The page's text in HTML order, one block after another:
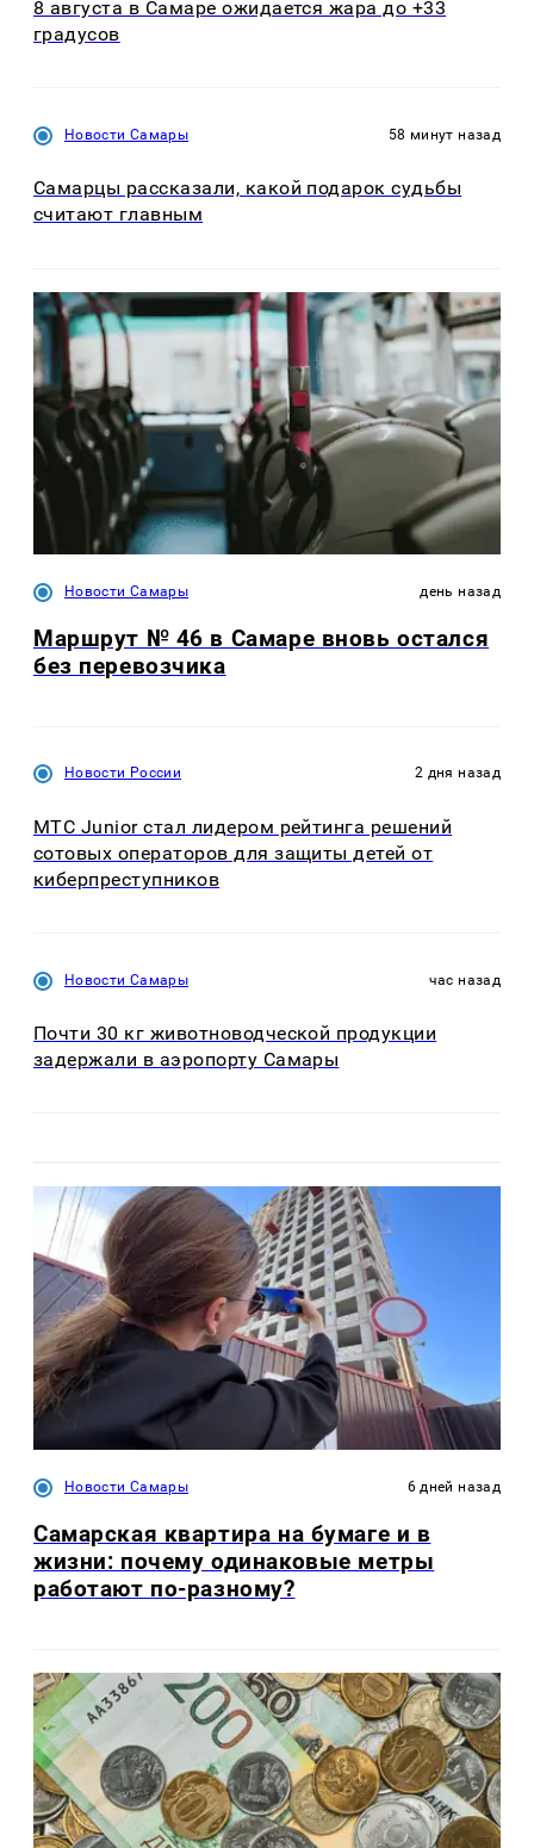
8 августа в Самаре ожидается жара до +33
градусов
Новости Самары 58 минут назад
Самарцы рассказали, какой подарок судьбы
считают главным
Новости Самары день назад
Маршрут № 46 в Самаре вновь остался
без перевозчика
Новости России 2 дня назад
МТС Junior стал лидером рейтинга решений
сотовых операторов для защиты детей от
киберпреступников
Новости Самары час назад
Почти 30 кг животноводческой продукции
задержали в аэропорту Самары
Новости Самары 6 дней назад
Самарская квартира на бумаге и в
жизни: почему одинаковые метры
работают по-разному?